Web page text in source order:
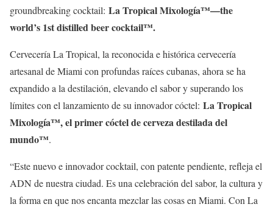
groundbreaking cocktail: La Tropical Mixología™—the
world’s 1st distilled beer cocktail™.
Cervecería La Tropical, la reconocida e histórica cervecería
artesanal de Miami con profundas raíces cubanas, ahora se ha
expandido a la destilación, elevando el sabor y superando los
límites con el lanzamiento de su innovador cóctel: La Tropical
Mixología™, el primer cóctel de cerveza destilada del
mundo™.
“Este nuevo e innovador cocktail, con patente pendiente, refleja el
ADN de nuestra ciudad. Es una celebración del sabor, la cultura y
la forma en que nos encanta mezclar las cosas en Miami. Con La